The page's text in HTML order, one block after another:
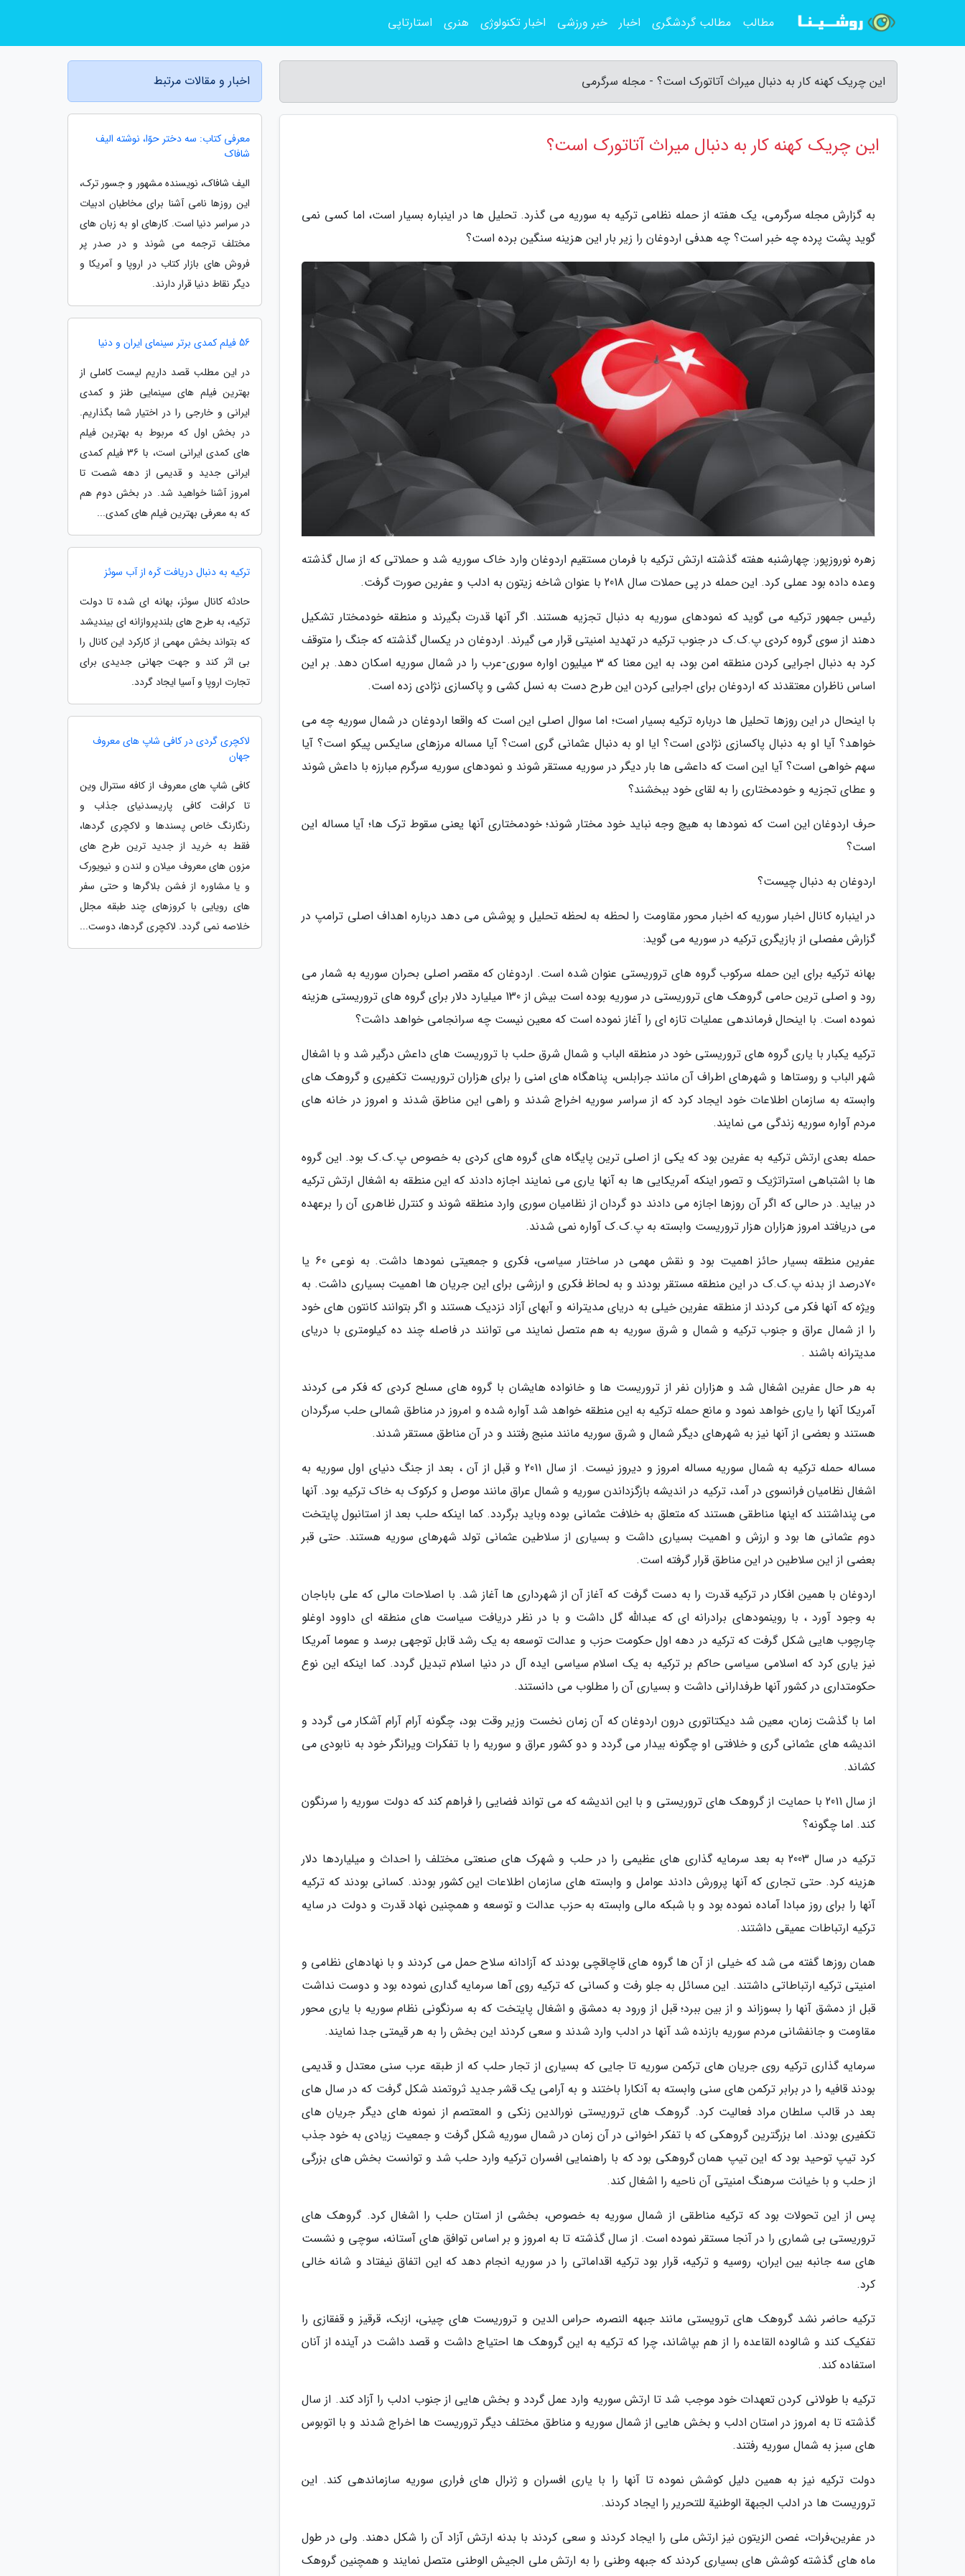
این چریک کهنه کار به دنبال میراث آتاتورک است؟ - مجله سرگرمی
این چریک کهنه کار به دنبال میراث آتاتورک است؟
به گزارش مجله سرگرمی، یک هفته از حمله نظامی ترکیه به سوریه می گذرد. تحلیل ها در اینباره بسیار است، اما کسی نمی
گوید پشت پرده چه خبر است؟ چه هدفی اردوغان را زیر بار این هزینه سنگین برده است؟
زهره نوروزپور: چهارشنبه هفته گذشته ارتش ترکیه با فرمان مستقیم اردوغان وارد خاک سوریه شد و حملاتی که از سال گذشته
وعده داده بود عملی کرد. این حمله در پی حملات سال 2018 با عنوان شاخه زیتون به ادلب و عفرین صورت گرفت.
رئیس جمهور ترکیه می گوید که نمودهای سوریه به دنبال تجزیه هستند. اگر آنها قدرت بگیرند و منطقه خودمختار تشکیل
دهند از سوی گروه کردی پ.ک.ک در جنوب ترکیه در تهدید امنیتی قرار می گیرند. اردوغان در یکسال گذشته که جنگ را متوقف
کرد به دنبال اجرایی کردن منطقه امن بود، به این معنا که 3 میلیون اواره سوری-عرب را در شمال سوریه اسکان دهد. بر این
اساس ناظران معتقدند که اردوغان برای اجرایی کردن این طرح دست به نسل کشی و پاکسازی نژادی زده است.
با اینحال در این روزها تحلیل ها درباره ترکیه بسیار است؛ اما سوال اصلی این است که واقعا اردوغان در شمال سوریه چه می
خواهد؟ آیا او به دنبال پاکسازی نژادی است؟ ایا او به دنبال عثمانی گری است؟ آیا مساله مرزهای سایکس پیکو است؟ آیا
سهم خواهی است؟ آیا این است که داعشی ها بار دیگر در سوریه مستقر شوند و نمودهای سوریه سرگرم مبارزه با داعش شوند
و عطای تجزیه و خودمختاری را به لقای خود ببخشند؟
حرف اردوغان این است که نمودها به هیچ وجه نباید خود مختار شوند؛ خودمختاری آنها یعنی سقوط ترک ها؛ آیا مساله این
است؟
اردوغان به دنبال چیست؟
در اینباره کانال اخبار سوریه که اخبار محور مقاومت را لحظه به لحظه تحلیل و پوشش می دهد درباره اهداف اصلی ترامپ در
گزارش مفصلی از بازیگری ترکیه در سوریه می گوید:
بهانه ترکیه برای این حمله سرکوب گروه های تروریستی عنوان شده است. اردوغان که مقصر اصلی بحران سوریه به شمار می
رود و اصلی ترین حامی گروهک های تروریستی در سوریه بوده است بیش از 130 میلیارد دلار برای گروه های تروریستی هزینه
نموده است. با اینحال فرماندهی عملیات تازه ای را آغاز نموده است که معین نیست چه سرانجامی خواهد داشت؟
ترکیه یکبار با یاری گروه های تروریستی خود در منطقه الباب و شمال شرق حلب با تروریست های داعش درگیر شد و با اشغال
شهر الباب و روستاها و شهرهای اطراف آن مانند جرابلس، پناهگاه های امنی را برای هزاران تروریست تکفیری و گروهک های
وابسته به سازمان اطلاعات خود ایجاد کرد که از سراسر سوریه اخراج شدند و راهی این مناطق شدند و امروز در خانه های
مردم آواره سوریه زندگی می نمایند.
حمله بعدی ارتش ترکیه به عفرین بود که یکی از اصلی ترین پایگاه های گروه های کردی به خصوص پ.ک.ک بود. این گروه
ها با اشتباهی استراتژیک و تصور اینکه آمریکایی ها به آنها یاری می نمایند اجازه دادند که این منطقه به اشغال ارتش ترکیه
در بیاید. در حالی که اگر آن روزها اجازه می دادند دو گردان از نظامیان سوری وارد منطقه شوند و کنترل ظاهری آن را برعهده
می دریافتد امروز هزاران هزار تروریست وابسته به پ.ک.ک آواره نمی شدند.
عفرین منطقه بسیار حائز اهمیت بود و نقش مهمی در ساختار سیاسی، فکری و جمعیتی نمودها داشت. به نوعی 60 یا
70درصد از بدنه پ.ک.ک در این منطقه مستقر بودند و به لحاظ فکری و ارزشی برای این جریان ها اهمیت بسیاری داشت. به
ویژه که آنها فکر می کردند از منطقه عفرین خیلی به دریای مدیترانه و آبهای آزاد نزدیک هستند و اگر بتوانند کانتون های خود
را از شمال عراق و جنوب ترکیه و شمال و شرق سوریه به هم متصل نمایند می توانند در فاصله چند ده کیلومتری با دریای
مدیترانه باشند .
به هر حال عفرین اشغال شد و هزاران نفر از تروریست ها و خانواده هایشان با گروه های مسلح کردی که فکر می کردند
آمریکا آنها را یاری خواهد نمود و مانع حمله ترکیه به این منطقه خواهد شد آواره شده و امروز در مناطق شمالی حلب سرگردان
هستند و بعضی از آنها نیز به شهرهای دیگر شمال و شرق سوریه مانند منبج رفتند و در آن مناطق مستقر شدند.
مساله حمله ترکیه به شمال سوریه مساله امروز و دیروز نیست. از سال 2011 و قبل از آن ، بعد از جنگ دنیای اول سوریه به
اشغال نظامیان فرانسوی در آمد، ترکیه در اندیشه بازگزداندن سوریه و شمال عراق مانند موصل و کرکوک به خاک ترکیه بود. آنها
می پنداشتند که اینها مناطقی هستند که متعلق به خلافت عثمانی بوده وباید برگردد. کما اینکه حلب بعد از استانبول پایتخت
دوم عثمانی ها بود و ارزش و اهمیت بسیاری داشت و بسیاری از سلاطین عثمانی تولد شهرهای سوریه هستند. حتی قبر
بعضی از این سلاطین در این مناطق قرار گرفته است.
اردوغان با همین افکار در ترکیه قدرت را به دست گرفت که آغاز آن از شهرداری ها آغاز شد. با اصلاحات مالی که علی باباجان
به وجود آورد ، با روینمودهای برادرانه ای که عبدالله گل داشت و با در نظر دریافت سیاست های منطقه ای داوود اوغلو
چارچوب هایی شکل گرفت که ترکیه در دهه اول حکومت حزب و عدالت توسعه به یک رشد قابل توجهی برسد و عموما آمریکا
نیز یاری کرد که اسلامی سیاسی حاکم بر ترکیه به یک اسلام سیاسی ایده آل در دنیا اسلام تبدیل گردد. کما اینکه این نوع
حکومتداری در کشور آنها طرفدارانی داشت و بسیاری آن را مطلوب می دانستند.
اما با گذشت زمان، معین شد دیکتاتوری درون اردوغان که آن زمان نخست وزیر وقت بود، چگونه آرام آرام آشکار می گردد و
اندیشه های عثمانی گری و خلافتی او چگونه بیدار می گردد و دو کشور عراق و سوریه را با تفکرات ویرانگر خود به نابودی می
کشاند.
از سال 2011 با حمایت از گروهک های تروریستی و با این اندیشه که می تواند فضایی را فراهم کند که دولت سوریه را سرنگون
کند. اما چگونه؟
ترکیه در سال 2003 به بعد سرمایه گذاری های عظیمی را در حلب و شهرک های صنعتی مختلف را احداث و میلیاردها دلار
هزینه کرد. حتی تجاری که آنها پرورش دادند عوامل و وابسته های سازمان اطلاعات این کشور بودند. کسانی بودند که ترکیه
آنها را برای روز مبادا آماده نموده بود و با شبکه مالی وابسته به حزب عدالت و توسعه و همچنین نهاد قدرت و دولت در سایه
ترکیه ارتباطات عمیقی داشتند.
همان روزها گفته می شد که خیلی از آن ها گروه های قاچاقچی بودند که آزادانه سلاح حمل می کردند و با نهادهای نظامی و
امنیتی ترکیه ارتباطاتی داشتند. این مسائل به جلو رفت و کسانی که ترکیه روی آها سرمایه گداری نموده بود و دوست نداشت
قبل از دمشق آنها را بسوزاند و از بین ببرد؛ قبل از ورود به دمشق و اشغال پایتخت که به سرنگونی نظام سوریه با یاری محور
مقاومت و جانفشانی مردم سوریه بازنده شد آنها در ادلب وارد شدند و سعی کردند این بخش را به هر قیمتی جدا نمایند.
سرمایه گذاری ترکیه روی جریان های ترکمن سوریه تا جایی که بسیاری از تجار حلب که از طبقه عرب سنی معتدل و قدیمی
بودند قافیه را در برابر ترکمن های سنی وابسته به آنکارا باختند و به آرامی یک قشر جدید ثروتمند شکل گرفت که در سال های
بعد در قالب سلطان مراد فعالیت کرد. گروهک های تروریستی نورالدین زنکی و المعتصم از نمونه های دیگر جریان های
تکفیری بودند. اما بزرگترین گروهکی که با تفکر اخوانی در آن زمان در شمال سوریه شکل گرفت و جمعیت زیادی به خود جذب
کرد تیپ توحید بود که این تیپ همان گروهکی بود که با راهنمایی افسران ترکیه وارد حلب شد و توانست بخش های بزرگی
از حلب و با خیانت سرهنگ امنیتی آن ناحیه را اشغال کند.
پس از این تحولات بود که ترکیه مناطقی از شمال سوریه به خصوص، بخشی از استان حلب را اشغال کرد. گروهک های
تروریستی بی شماری را در آنجا مستقر نموده است. از سال گذشته تا به امروز و بر اساس توافق های آستانه، سوچی و نشست
های سه جانبه بین ایران، روسیه و ترکیه، قرار بود ترکیه اقداماتی را در سوریه انجام دهد که این اتفاق نیفتاد و شانه خالی
کرد.
ترکیه حاضر نشد گروهک های ترویستی مانند جبهه النصره، حراس الدین و تروریست های چینی، ازبک، قرقیز و قفقازی را
تفکیک کند و شالوده القاعده را از هم بپاشاند، چرا که ترکیه به این گروهک ها احتیاج داشت و قصد داشت در آینده از آنان
استفاده کند.
ترکیه با طولانی کردن تعهدات خود موجب شد تا ارتش سوریه وارد عمل گردد و بخش هایی از جنوب ادلب را آزاد کند. از سال
گذشته تا به امروز در استان ادلب و بخش هایی از شمال سوریه و مناطق مختلف دیگر تروریست ها اخراج شدند و با اتوبوس
های سبز به شمال سوریه رفتند.
دولت ترکیه نیز به همین دلیل کوشش نموده تا آنها را با یاری افسران و ژنرال های فراری سوریه سازماندهی کند. این
تروریست ها در ادلب الجبهة الوطنیة للتحریر را ایجاد کردند.
در عفرین،فرات، غصن الزیتون نیز ارتش ملی را ایجاد کردند و سعی کردند با بدنه ارتش آزاد آن را شکل دهند. ولی در طول
ماه های گذشته کوشش های بسیاری کردند که جبهه وطنی را به ارتش ملی الجیش الوطنی متصل نمایند و همچنین گروهک
اخبار و مقالات مرتبط
معرفی کتاب: سه دختر حوّا، نوشته الیف
شافاک
الیف شافاک، نویسنده مشهور و جسور ترک،
این روزها نامی آشنا برای مخاطبان ادبیات
در سراسر دنیا است. کارهای او به زبان های
مختلف ترجمه می شوند و در صدر پر
فروش های بازار کتاب در اروپا و آمریکا و
دیگر نقاط دنیا قرار دارند.
56 فیلم کمدی برتر سینمای ایران و دنیا
در این مطلب قصد داریم لیست کاملی از
بهترین فیلم های سینمایی طنز و کمدی
ایرانی و خارجی را در اختیار شما بگذاریم.
در بخش اول که مربوط به بهترین فیلم
های کمدی ایرانی است، با 36 فیلم کمدی
ایرانی جدید و قدیمی از دهه شصت تا
امروز آشنا خواهید شد. در بخش دوم هم
که به معرفی بهترین فیلم های کمدی...
ترکیه به دنبال دریافت کَره از آب سوئز
حادثه کانال سوئز، بهانه ای شده تا دولت
ترکیه، به طرح های بلندپروازانه ای بیندیشد
که بتواند بخش مهمی از کارکرد این کانال را
بی اثر کند و جهت جهانی جدیدی برای
تجارت اروپا و آسیا ایجاد گردد.
لاکچری گردی در کافی شاپ های معروف
جهان
کافی شاپ های معروف از کافه سنترال وین
تا کرافت کافی پاریسدنیای جذاب و
رنگارنگ خاص پسندها و لاکچری گردها،
فقط به خرید از جدید ترین طرح های
مزون های معروف میلان و لندن و نیویورک
و یا مشاوره از فشن بلاگرها و حتی سفر
های رویایی با کروزهای چند طبقه مجلل
خلاصه نمی گردد. لاکچری گردها، دوست...
مطالب مطالب گردشگری اخبار خبر ورزشی اخبار تکنولوژی هنری استارتاپی